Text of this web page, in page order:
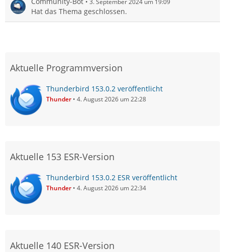
3. September 2024 um 19:09
Hat das Thema geschlossen.
Aktuelle Programmversion
Thunderbird 153.0.2 veröffentlicht
Thunder 4. August 2026 um 22:28
Aktuelle 153 ESR-Version
Thunderbird 153.0.2 ESR veröffentlicht
Thunder 4. August 2026 um 22:34
Aktuelle 140 ESR-Version